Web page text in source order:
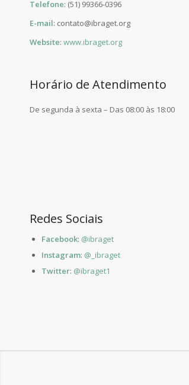
Telefone: (51) 99366-0396
E-mail: contato@ibraget.org
Website: www.ibraget.org
Horário de Atendimento
De segunda à sexta – Das 08:00 às 18:00
Redes Sociais
Facebook: @ibraget
Instagram: @_ibraget
Twitter: @ibraget1